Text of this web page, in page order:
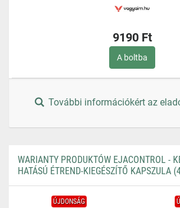
9190 Ft
A boltba
További információkért az
WARIANTY PRODUKTÓW EJACONTROL -
HATÁSÚ ÉTREND-KIEGÉSZÍTŐ KAPSZULA
ÚJDONSÁG